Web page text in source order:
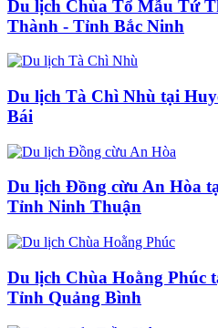
Du lịch Chùa Tổ Mẫu Tứ
Thành - Tỉnh Bắc Ninh
Du lịch Tà Chì Nhù tại
Bái
Du lịch Đồng cừu An Hòa
Tỉnh Ninh Thuận
Du lịch Chùa Hoằng Phúc
Tỉnh Quảng Bình